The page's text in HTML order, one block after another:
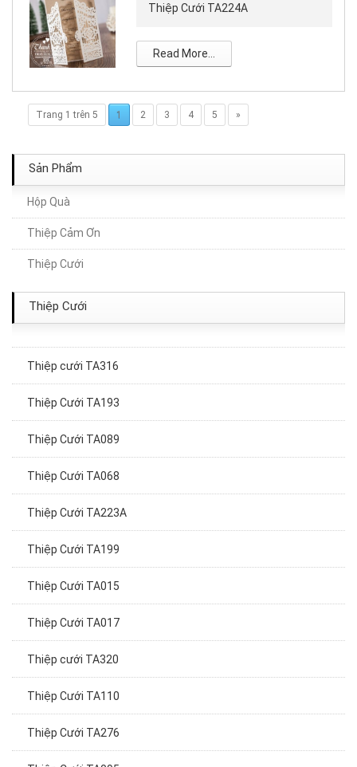
Thiệp Cưới TA224A
Read More...
Trang 1 trên 5 1 2 3 4 5 »
Sản Phẩm
Hộp Quà
Thiệp Cảm Ơn
Thiệp Cưới
Thiệp Cưới
Thiệp Cưới TA149
Thiệp Cưới TA175